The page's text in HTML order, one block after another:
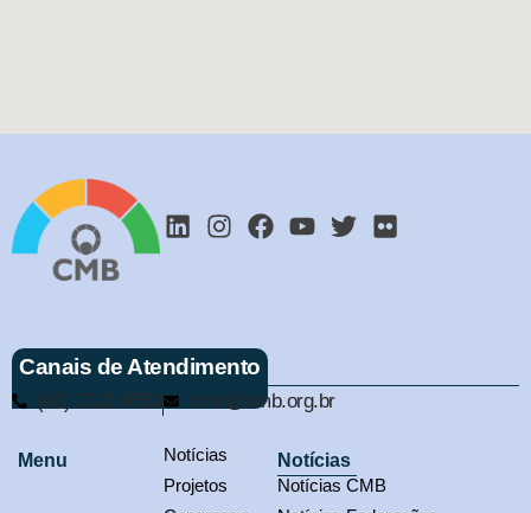
Canais de Atendimento
(61) 3321-9563 cmb@cmb.org.br
Menu
Notícias
Projetos
Notícias
Notícias CMB